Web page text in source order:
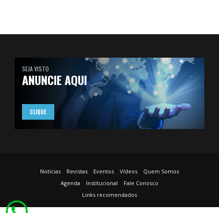
SEJA VISTO
ANUNCIE AQUI
CLIQUE
Notícias Revistas Eventos Vídeos
Quem Somos
Agenda
Institucional
Fale Conosco
Links recomendados